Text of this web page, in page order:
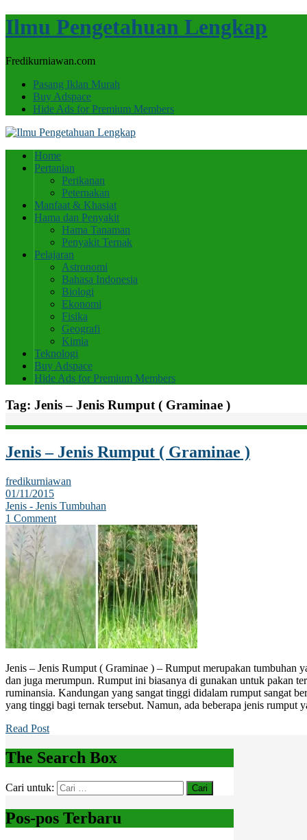
Ilmu Pengetahuan Lengkap
Fredikurniawan.com
Pasang Iklan Murah
Buy Adspace
Hide Ads for Premium Members
Home
Pertanian
Perikanan
Peternakan
Manfaat & Khasiat
Hama dan Penyakit
Hama Tanaman
Penyakit Ternak
Pelajaran
Astronomi
Bahasa Indonesia
Biologi
Ekonomi
Fisika
Geografi
Kimia
Teknologi
Buy Adspace
Hide Ads for Premium Members
Tag: Jenis – Jenis Rumput ( Graminae )
Jenis – Jenis Rumput ( Graminae )
fredikurniawan
01/11/2015
Jenis - Jenis Tumbuhan
1 Comment
Jenis – Jenis Rumput ( Graminae ) – Rumput merupakan tumbuhan
dan juga merumpun. Rumput ini biasanya di gunakan untuk pakan
ruminansia. Kandungan yang sangat tinggi didalam rumput sangat
yang tinggi bagi ternak tersebut. Namun, ada beberapa jenis rumput
Read Post
The Search Box
Cari untuk:
Pos-pos Terbaru